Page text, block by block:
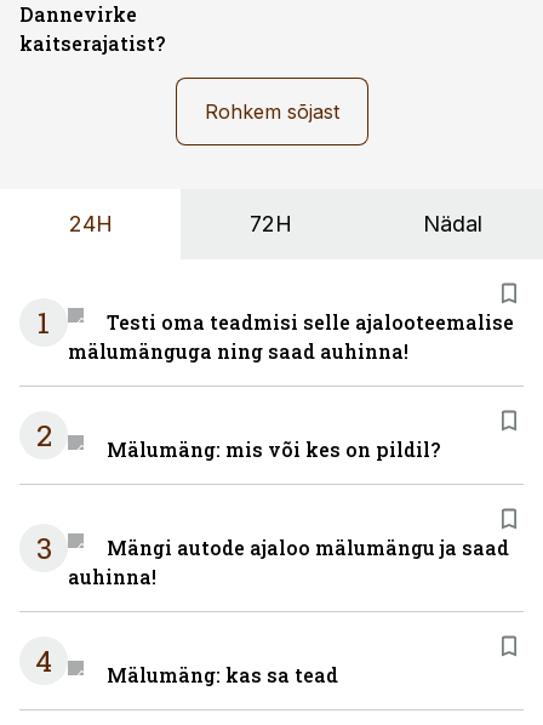
Dannevirke
kaitserajatist?
Rohkem sõjast
24H 72H Nädal
1
Testi oma teadmisi selle ajalooteemalise
mälumänguga ning saad auhinna!
2 Mälumäng: mis või kes on pildil?
3
Mängi autode ajaloo mälumängu ja saad
auhinna!
4 Mälumäng: kas sa tead